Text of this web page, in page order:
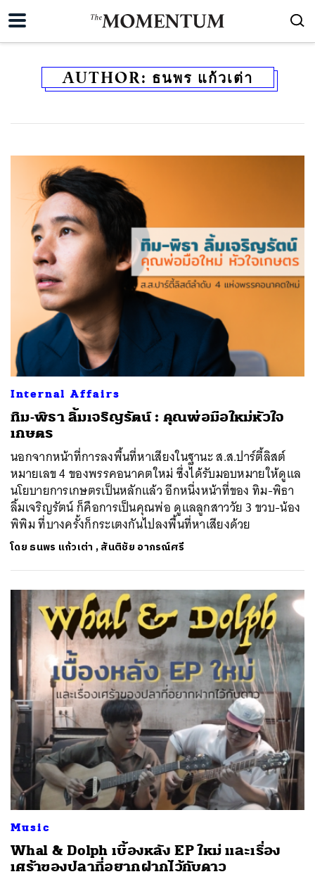
AUTHOR: ธนพร แก้วเต่า
Internal Affairs
ทิม-พิธา ลิ้มเจริญรัตน์ : คุณพ่อมือใหม่หัวใจ
เกษตร
นอกจากหน้าที่การลงพื้นที่หาเสียงในฐานะ ส.ส.ปาร์ตี้ลิสต์
หมายเลข 4 ของพรรคอนาคตใหม่ ซึ่งได้รับมอบหมายให้ดูแล
นโยบายการเกษตรเป็นหลักแล้ว อีกหนึ่งหน้าที่ของ ทิม-พิธา
ลิ้มเจริญรัตน์ ก็คือการเป็นคุณพ่อ ดูแลลูกสาววัย 3 ขวบ-น้อง
พิพิม ที่บางครั้งก็กระเตงกันไปลงพื้นที่หาเสียงด้วย
โดย ธนพร แก้วเต่า ,สันติชัย อาภรณ์ศรี
Music
Whal & Dolph เบื้องหลัง EP ใหม่ และเรื่อง
เศร้าของปลาที่อยากฝากไว้กับดาว